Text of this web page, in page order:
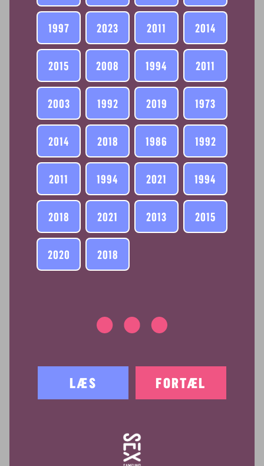
1997 2023 2011 2014
2015 2008 1994 2011
2003 1992 2019 1973
2014 2018 1986 1992
2011 1994 2021 1994
2018 2021 2013 2015
2020 2018
LÆS FORTÆL